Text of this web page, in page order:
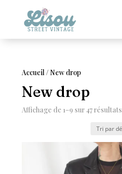
Accueil/ New drop
New drop
Affichage de 1–9 sur 47 résultats